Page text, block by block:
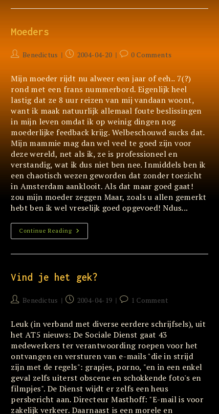
Moeders
PostBenedictus
Post2004-04-20
Post0 Comments
Mijn moeder rijdt nu alweer een jaar of eeh.. 7(?)
rond met een frans nummerbord. Eigenlijk heel
lastig dat ze 8 uur reizen van mij vandaan woont,
want ik maak natuurlijk allemaal foute beslissingen
in mijn leven omdat ik op weinig dingen nog
moederlijke feedback krijg. Welbeschouwd sucks dat.
Mijn mammie mag dan wel veel te goed zijn voor
deze wereld, net als ik, ze is professioneel en
verstandig, wat ik dus niet ben nee. Inmiddels ben ik
een chaotisch wezen geworden dat zonder toezicht
in Amsterdam aanklooit. Als dat maar goed gaat!
zou mijn moeder zeggen Maar, zoals u allen gemerkt
hebt ben ik wel vreselijk goed opgevoed! Ndus...
Continue ReadingMoeders
Vind je het gek?
PostBenedictus
Post2004-04-19
Post1 Comment
Leuk (in verband met diverse eerdere schrijfsels), uit
het AT5 nieuws: De Sociale Dienst gaat 43
medewerkers ter verantwoording roepen voor het
ontvangen en versturen van e-mails "die in strijd
zijn met de regels": grapjes, porno, "en in een enkel
geval zelfs uiterst obscene en schokkende foto's en
filmpjes". De Dienst wijdt er zelfs een heus
persbericht aan. Directeur Masthoff: "E-mail is voor
zakelijk verkeer. Daarnaast is een morele en